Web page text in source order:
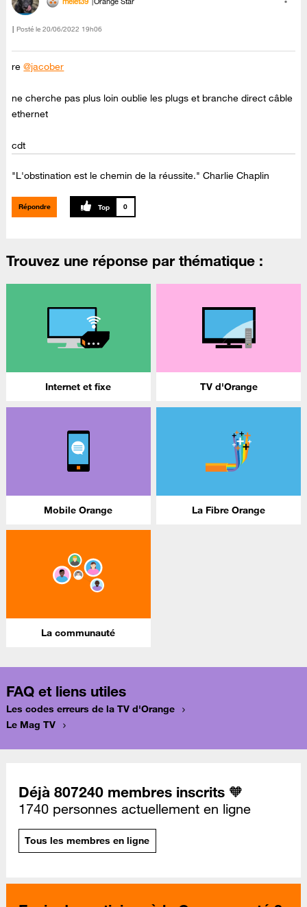
Posté le ‎20/06/2022 19h06
re@jacober
ne cherche pas plus loin oublie les plugs et branche direct câble
ethernet
cdt
"L'obstination est le chemin de la réussite." Charlie Chaplin
Répondre 0
Trouvez une réponse par thématique :
Internet et fixe TV d'Orange
Mobile Orange La Fibre Orange
La communauté
FAQ et liens utiles
Les codes erreurs de la TV d'Orange
Le Mag TV
Déjà 807240 membres inscrits 🧡
1740 personnes actuellement en ligne
Tous les membres en ligne